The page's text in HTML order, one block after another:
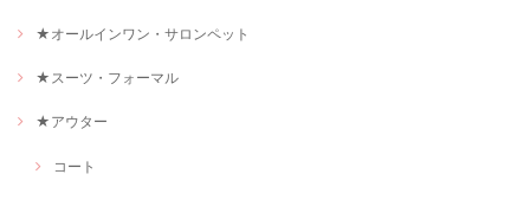
★オールインワン・サロンペット
★スーツ・フォーマル
★アウター
コート